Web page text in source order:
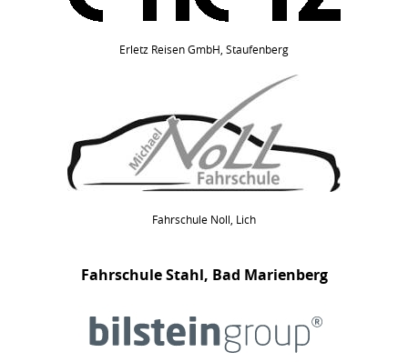
Erletz Reisen GmbH, Staufenberg
Fahrschule Noll, Lich
Fahrschule Stahl, Bad Marienberg